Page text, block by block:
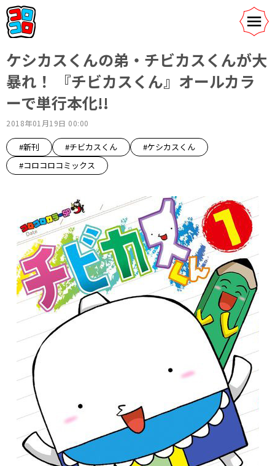
ケシカスくんの弟・チビカスくんが大
暴れ！ 『チビカスくん』オールカラ
ーで単行本化!!
2018年01月19日 00:00
#新刊 #チビカスくん
#ケシカスくん
#コロコロコミックス